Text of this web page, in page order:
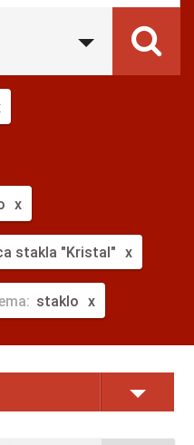
stakla "Kristal"
staklo